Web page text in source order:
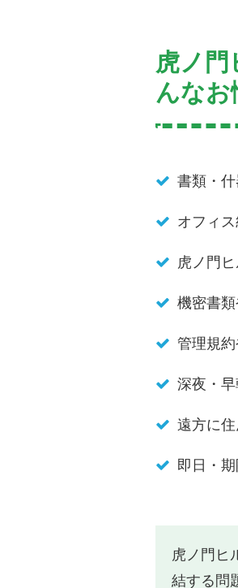
虎ノ
んなお
書類・
オフィ
虎ノ門
機密書
管理規
深夜・
遠方に
即日・
虎ノ門ヒ
結する問